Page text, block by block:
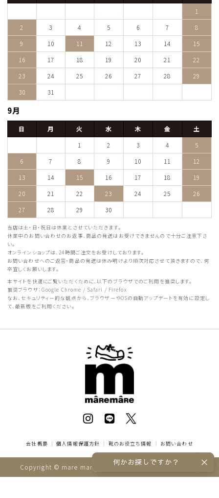
1
2
3 4 5 6 7
8
9
10 11 12 13 14
15
16
17 18 19 20 21
22
23
24 25 26 27 28
29
30
31
9月
日 月 火 水 木 金
土
1
2 3 4
5
6
7 8 9 10 11
12
13
14 15 16 17 18
19
20
21 22 23 24 25
26
27
28 29 30
当店は土・日・祝日は休業とさせていただきます。
休業中のお問い合わせのお返事、商品の発送はお受けできませんので十分ご注意下さ
い。
オンラインショップは、24時間ご注文をお受けしております。
お問い合わせへのご返答・商品の発送は休み明けより順次対応させて頂きますので、何
卒宜しくお願いします。
本サイトを快適にご覧いただくために、以下のブラウザでのご利用を推奨します。
推奨ブラウザ：Google Chrome / Safari / Firefox
なお、セキュリティー的な観点から、ブラウザーやOSの自動アップデートを有効に設定し
て、最新版をご利用ください。
会社概要 ｜個人情報保護方針 ｜ 靴のお役立ち情報 ｜ お問い合わせ
Copyright © mare mare online store All rights reserved.
何かお探しですか？